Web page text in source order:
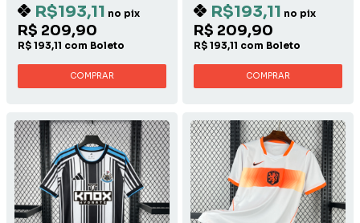
R$193,11 no pix
R$ 209,90
R$ 193,11 com Boleto
COMPRAR
R$193,11 no pix
R$ 209,90
R$ 193,11 com Boleto
COMPRAR